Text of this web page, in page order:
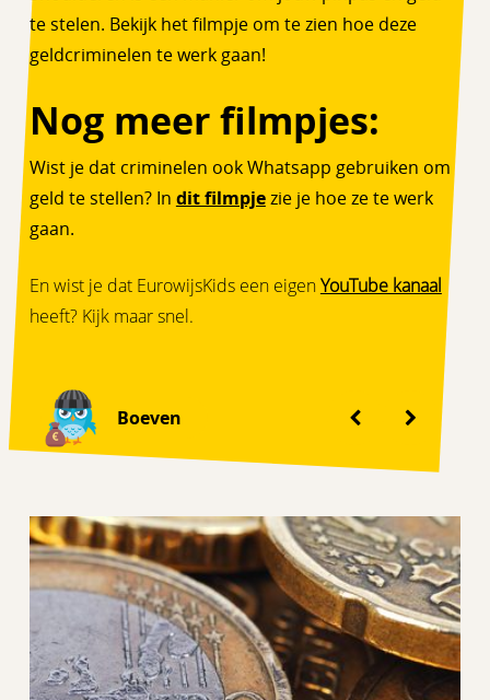
te stelen. Bekijk het filmpje om te zien hoe deze
geldcriminelen te werk gaan!
Nog meer filmpjes:
Wist je dat criminelen ook Whatsapp gebruiken om
geld te stellen? In dit filmpjezie je hoe ze te werk
gaan.
En wist je dat EurowijsKids een eigenYouTube kanaal
heeft? Kijk maar snel.
Boeven